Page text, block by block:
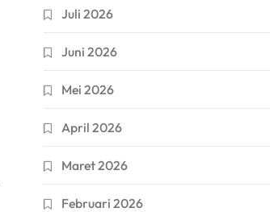
Juli 2026
Juni 2026
Mei 2026
April 2026
Maret 2026
Februari 2026